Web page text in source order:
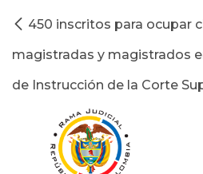
450 inscritos para ocupar
magistradas y magistrados
de Instrucción de la Corte